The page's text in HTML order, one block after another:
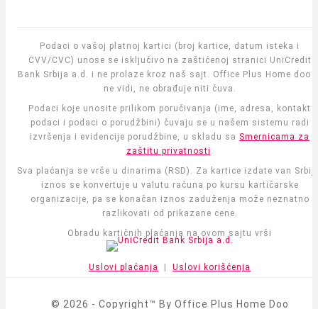
Podaci o vašoj platnoj kartici (broj kartice, datum isteka i
CVV/CVC) unose se isključivo na zaštićenoj stranici UniCredit
Bank Srbija a.d. i ne prolaze kroz naš sajt. Office Plus Home doo
ne vidi, ne obrađuje niti čuva.
Podaci koje unosite prilikom poručivanja (ime, adresa, kontakt
podaci i podaci o porudžbini) čuvaju se u našem sistemu radi
izvršenja i evidencije porudžbine, u skladu sa Smernicama za
zaštitu privatnosti
Sva plaćanja se vrše u dinarima (RSD). Za kartice izdate van
iznos se konvertuje u valutu računa po kursu kartičarske
organizacije, pa se konačan iznos zaduženja može neznatno
razlikovati od prikazane cene.
Obradu kartičnih plaćanja na ovom sajtu vrši
Uslovi plaćanja | Uslovi korišćenja
© 2026 - Copyright™ By Office Plus Home Doo